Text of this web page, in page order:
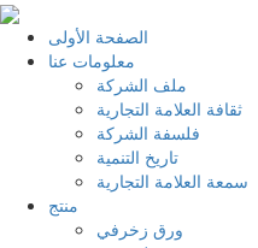
الصفحة الأولى
معلومات عنا
ملف الشركة
ثقافة العلامة التجارية
فلسفة الشركة
تاريخ التنمية
سمعة العلامة التجارية
منتج
ورق زخرفي